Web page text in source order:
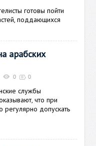
готовы пойти
поддающихся
арабских
0 0
службы
что при
допускать